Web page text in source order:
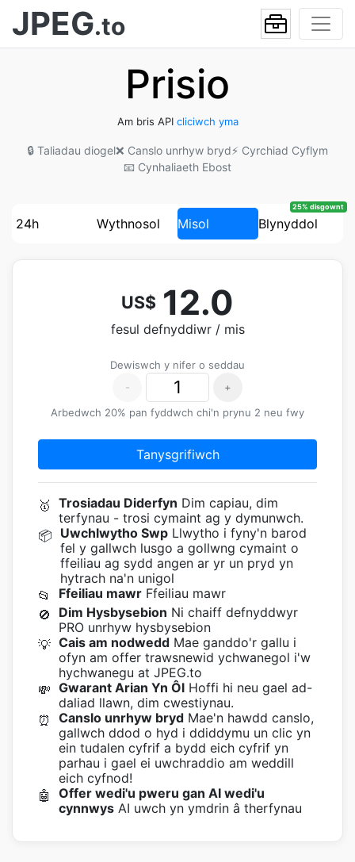
JPEG.to
Prisio
Am bris API cliciwch yma
🔒 Taliadau diogel❌ Canslo unrhyw bryd⚡ Cyrchiad Cyflym
📧 Cynhaliaeth Ebost
24h Wythnosol Misol Blynyddol
25% disgownt
US$ 12.0
fesul defnyddiwr / mis
Dewiswch y nifer o seddau
-
+
Arbedwch 20% pan fyddwch chi'n prynu 2 neu fwy
Tanysgrifiwch
🥇 Trosiadau Diderfyn Dim capiau, dim
terfynau - trosi cymaint ag y dymunwch.
📦 Uwchlwytho Swp Llwytho i fyny'n barod
fel y gallwch lusgo a gollwng cymaint o
ffeiliau ag sydd angen ar yr un pryd yn
hytrach na'n unigol
📂
Ffeiliau mawr Ffeiliau mawr
🚫
Dim Hysbysebion Ni chaiff defnyddwyr
PRO unrhyw hysbysebion
💡 Cais am nodwedd Mae ganddo'r gallu i
ofyn am offer trawsnewid ychwanegol i'w
hychwanegu at JPEG.to
💸 Gwarant Arian Yn Ôl Hoffi hi neu gael ad-
daliad llawn, dim cwestiynau.
⏰
Canslo unrhyw bryd Mae'n hawdd canslo,
gallwch ddod o hyd i ddiddymu un clic yn
ein tudalen cyfrif a bydd eich cyfrif yn
parhau i gael ei uwchraddio am weddill
eich cyfnod!
🤖
Offer wedi'u pweru gan AI wedi'u
cynnwys AI uwch yn ymdrin â therfynau